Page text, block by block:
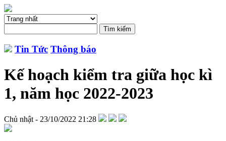
Tin Tức Thông báo
Kế hoạch kiểm tra giữa học kì
1, năm học 2022-2023
Chủ nhật - 23/10/2022 21:28